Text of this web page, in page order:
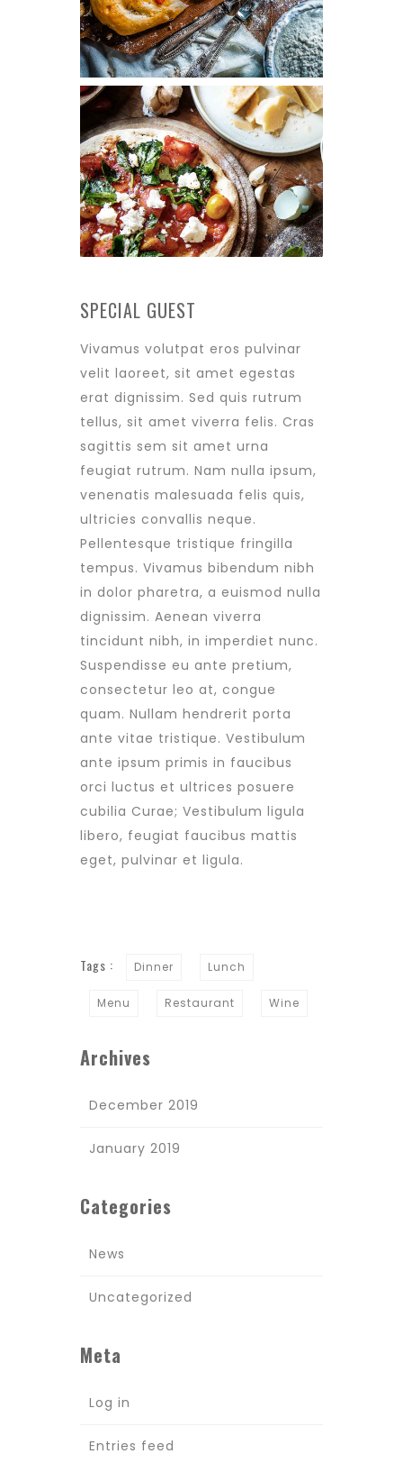
SPECIAL GUEST
Vivamus volutpat eros pulvinar
velit laoreet, sit amet egestas
erat dignissim. Sed quis rutrum
tellus, sit amet viverra felis. Cras
sagittis sem sit amet urna
feugiat rutrum. Nam nulla ipsum,
venenatis malesuada felis quis,
ultricies convallis neque.
Pellentesque tristique fringilla
tempus. Vivamus bibendum nibh
in dolor pharetra, a euismod nulla
dignissim. Aenean viverra
tincidunt nibh, in imperdiet nunc.
Suspendisse eu ante pretium,
consectetur leo at, congue
quam. Nullam hendrerit porta
ante vitae tristique. Vestibulum
ante ipsum primis in faucibus
orci luctus et ultrices posuere
cubilia Curae; Vestibulum ligula
libero, feugiat faucibus mattis
eget, pulvinar et ligula.
Tags : Dinner Lunch
Menu Restaurant Wine
Archives
December 2019
January 2019
Categories
News
Uncategorized
Meta
Log in
Entries feed